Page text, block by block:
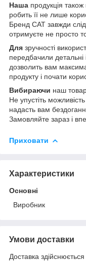
Наша продукція
робить її не лише
Бренд CAT завжди
отримуєте не просто
Для зручності
передбачили детальні
дозволить вам
продукту і почати
Вибираючи наш
Не упустіть
надасть вам
Замовляйте зараз і
Приховати
Характеристики
Основні
Виробник
Умови доставки
Доставка